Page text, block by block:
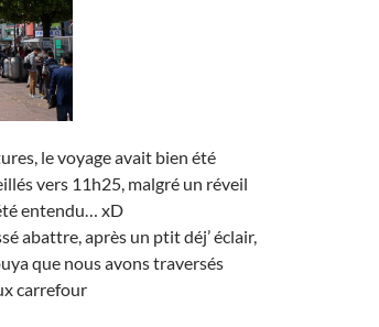
le voyage avait bien été
vers 11h25, malgré un réveil
entendu… xD
abattre, après un ptit déj’ éclair,
que nous avons traversés
carrefour